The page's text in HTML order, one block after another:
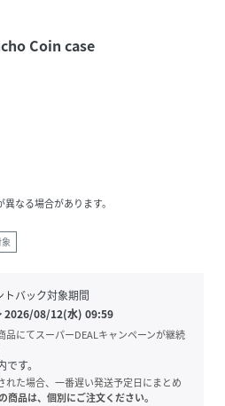
Coin case
なる場合があります。
トバック対象期間
2026/08/12(水) 09:59
にてスーパーDEALキャンペーンが継続
す。
た場合、一番遅い発送予定日にまとめ
商品は、個別にご注文ください。